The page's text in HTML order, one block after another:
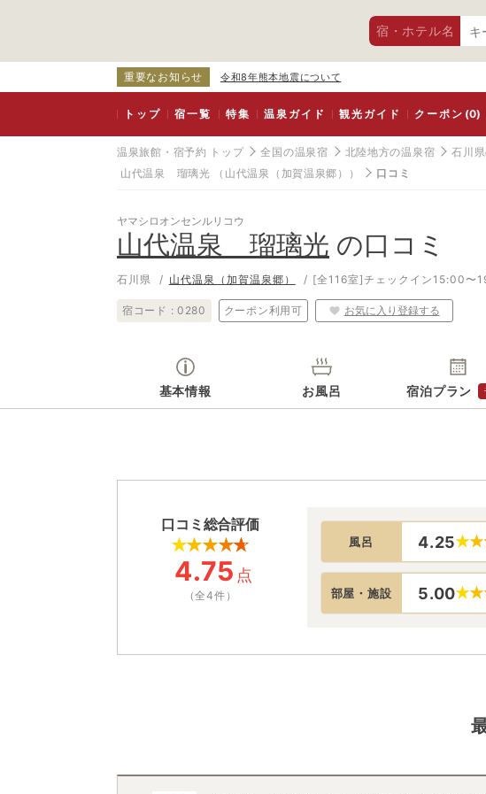
宿・ホテル名
重要なお知らせ 令和8年熊本地震について
トップ 宿一覧 特集 温泉ガイド 観光ガイド クーポン(0)
温泉旅館・宿予約 トップ 全国の温泉宿 北陸地方の温泉宿 石川
山代温泉 瑠璃光
（山代温泉（加賀温泉郷）） 口コミ
ヤマシロオンセンルリコウ
山代温泉 瑠璃光 の口コミ
石川県 山代温泉（加賀温泉郷） [全116室]チェックイン15:00〜
宿コード : 0280 クーポン利用可 お気に入り登録する
基本情報 お風呂 宿泊プラン
口コミ総合評価
4.75 点
（全4件）
風呂 4.25
部屋・施設 5.00